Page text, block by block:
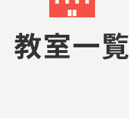
教室一覧